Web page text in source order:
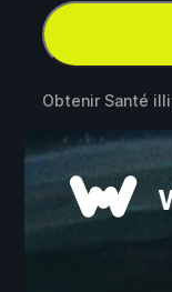
Obtenir Santé